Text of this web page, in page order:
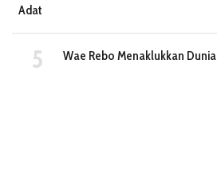
Adat
Wae Rebo Menaklukkan Dunia